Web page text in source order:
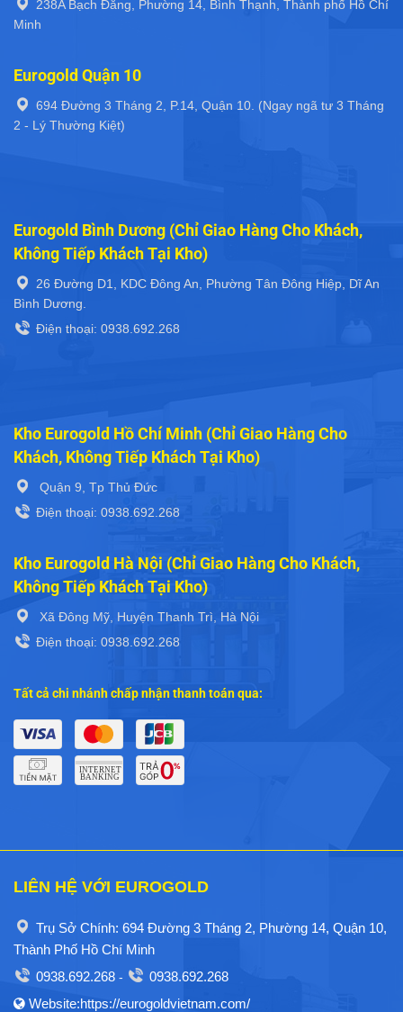
238A Bạch Đằng, Phường 14, Bình Thạnh, Thành phố Hồ Chí
Minh
Eurogold Quận 10
694 Đường 3 Tháng 2, P.14, Quận 10. (Ngay ngã tư 3 Tháng
2 - Lý Thường Kiệt)
Eurogold Bình Dương (Chỉ Giao Hàng Cho Khách,
Không Tiếp Khách Tại Kho)
26 Đường D1, KDC Đông An, Phường Tân Đông Hiệp, Dĩ An
Bình Dương.
Điện thoại: 0938.692.268
Kho Eurogold Hồ Chí Minh (Chỉ Giao Hàng Cho
Khách, Không Tiếp Khách Tại Kho)
Quận 9, Tp Thủ Đức
Điện thoại: 0938.692.268
Kho Eurogold Hà Nội (Chỉ Giao Hàng Cho Khách,
Không Tiếp Khách Tại Kho)
Xã Đông Mỹ, Huyện Thanh Trì, Hà Nội
Điện thoại: 0938.692.268
Tất cả chi nhánh chấp nhận thanh toán qua:
LIÊN HỆ VỚI EUROGOLD
Trụ Sở Chính: 694 Đường 3 Tháng 2, Phường 14, Quận 10,
Thành Phố Hồ Chí Minh
0938.692.268 -
0938.692.268
Website:https://eurogoldvietnam.com/